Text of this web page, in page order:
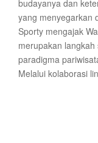
budayanya dan
yang menyegarkan
Sporty mengajak
merupakan
paradigma
Melalui kolaborasi